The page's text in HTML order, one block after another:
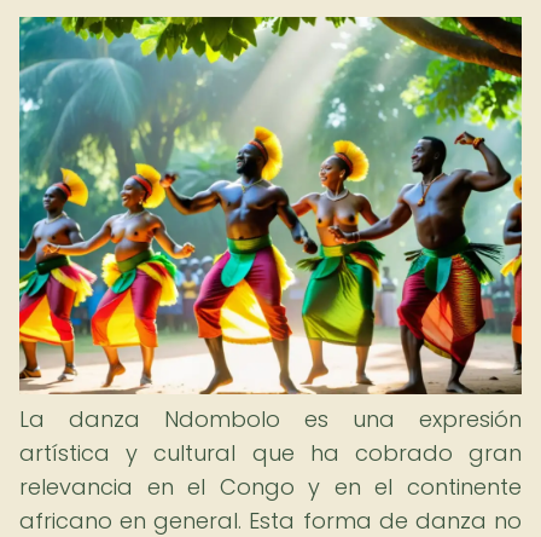
La danza Ndombolo es una expresión
artística y cultural que ha cobrado gran
relevancia en el Congo y en el continente
africano en general. Esta forma de danza no